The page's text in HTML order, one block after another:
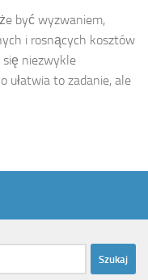
być wyzwaniem,
i rosnących kosztów
się niezwykle
ułatwia to zadanie, ale